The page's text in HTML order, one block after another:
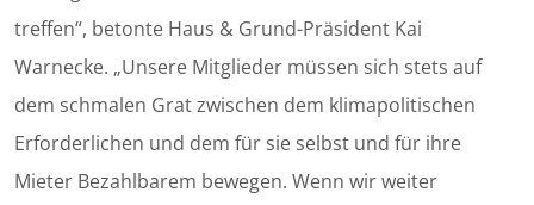
treffen“, betonte Haus & Grund-Präsident Kai
Warnecke. „Unsere Mitglieder müssen sich stets auf
dem schmalen Grat zwischen dem klimapolitischen
Erforderlichen und dem für sie selbst und für ihre
Mieter Bezahlbarem bewegen. Wenn wir weiter